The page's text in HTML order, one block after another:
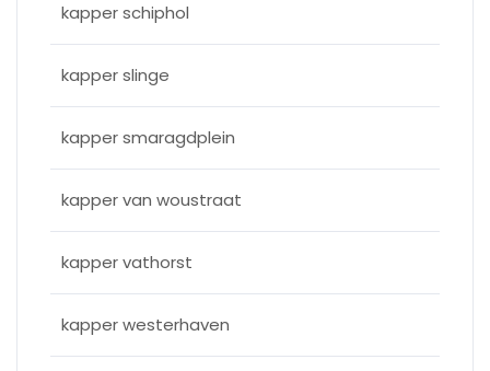
kapper schiphol
kapper slinge
kapper smaragdplein
kapper van woustraat
kapper vathorst
kapper westerhaven